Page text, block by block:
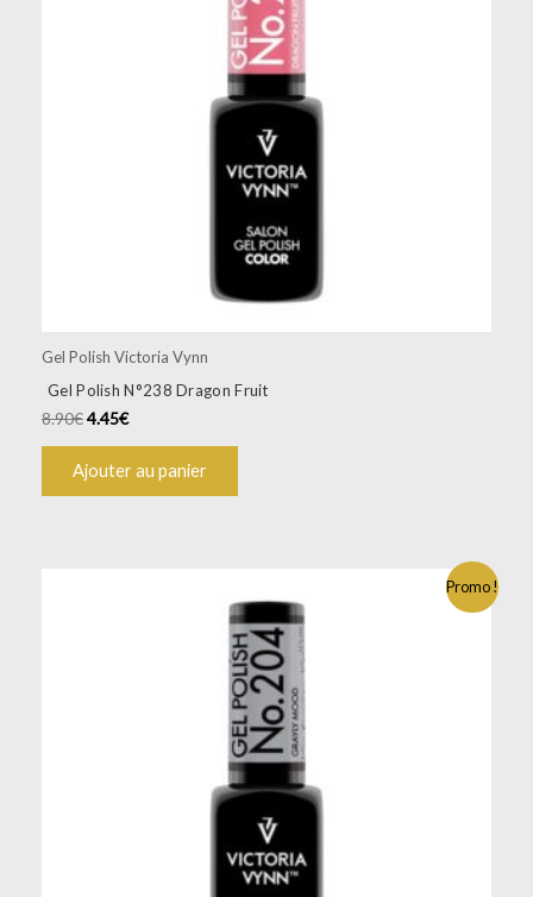
Gel Polish Victoria Vynn
Gel Polish N°238 Dragon Fruit
8.90€4.45€
Ajouter au panier
Promo !